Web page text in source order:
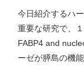
今日紹介するハ
重要な研究で、
FABP4 and
ーゼが膵島の機